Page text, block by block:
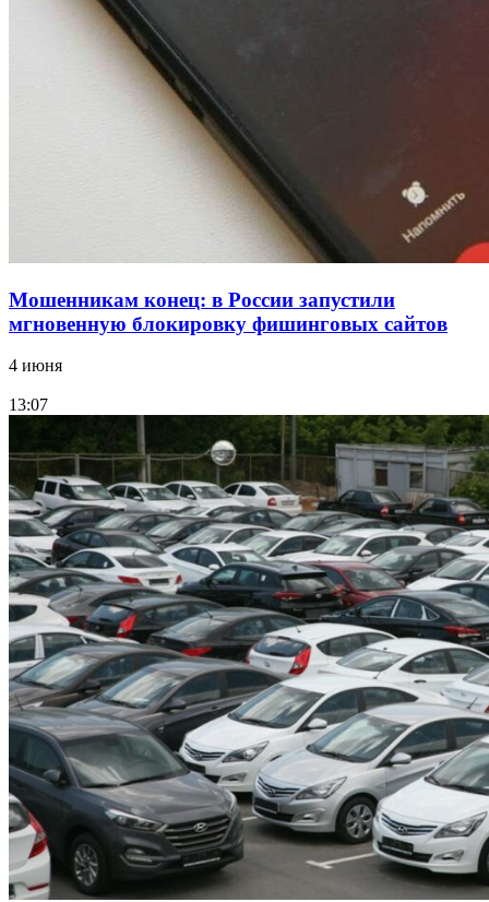
напала на незнакомую женщину с ножом
Сладкий праздник в Волгограде: в Центральном
парке прошёл фестиваль „Арбузный переполох“
Мошенникам конец: в России запустили
мгновенную блокировку фишинговых сайтов
4 июня
13:07